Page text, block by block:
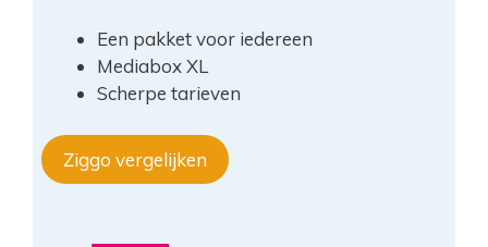
Een pakket voor iedereen
Mediabox XL
Scherpe tarieven
Ziggo vergelijken